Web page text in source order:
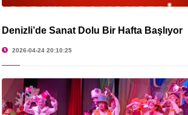
Denizli’de Sanat Dolu Bir Hafta Başlıyor
2026-04-24 20:10:25